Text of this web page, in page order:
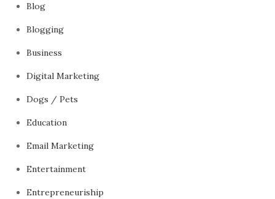
Blog
Blogging
Business
Digital Marketing
Dogs / Pets
Education
Email Marketing
Entertainment
Entrepreneuriship